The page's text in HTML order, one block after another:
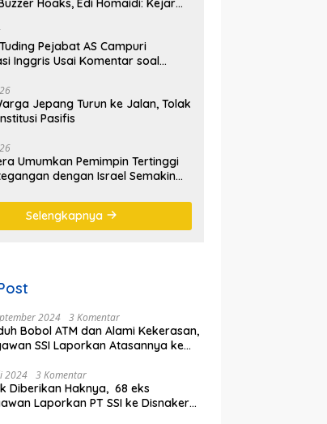
Pejabat AS Campuri
Inggris Usai Komentar soal
Jepang Turun ke Jalan, Tolak
Pasifis
Umumkan Pemimpin Tertinggi
dengan Israel Semakin
Selengkapnya
2024 3 Komentar
Bobol ATM dan Alami Kekerasan,
SSI Laporkan Atasannya ke
2024 3 Komentar
Diberikan Haknya, 68 eks
Laporkan PT SSI ke Disnaker